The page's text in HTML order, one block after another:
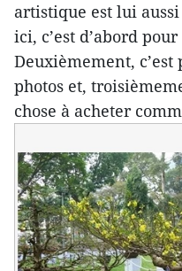
artistique est lui
ici, c’est d’abord
Deuxièmement,
photos et,
chose à acheter